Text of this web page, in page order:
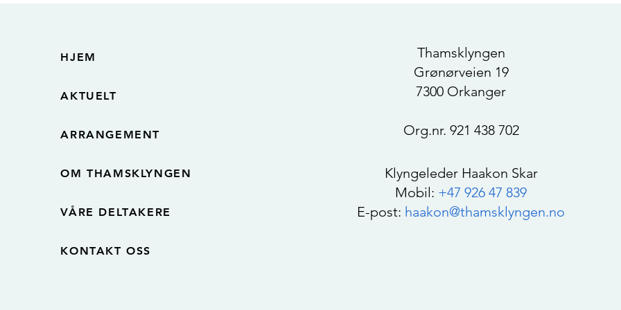
HJEM
AKTUELT
ARRANGEMENT
OM THAMSKLYNGEN
VÅRE DELTAKERE
KONTAKT OSS
Thamsklyngen
Grønørveien 19
7300 Orkanger
Org.nr. 921 438 702
Klyngeleder Haakon Skar
Mobil: +47 926 47 839
E-post: haakon@thamsklyngen.no